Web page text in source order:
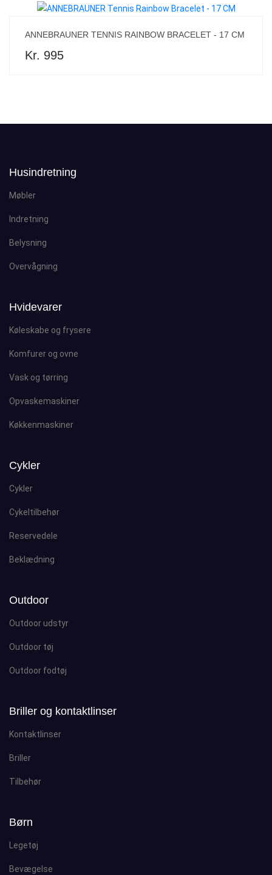
ANNEBRAUNER TENNIS RAINBOW BRACELET - 17 CM
Kr. 995
Husindretning
Møbler
Indretning
Belysning
Overvågning
Hvidevarer
Køleskabe og frysere
Komfurer og ovne
Vask og tørring
Opvaskemaskiner
Køkkenmaskiner
Cykler
Cykler
Cykeltilbehør
Reservedele
Beklædning
Outdoor
Outdoor udstyr
Outdoor tøj
Outdoor fodtøj
Briller og kontaktlinser
Kontaktlinser
Briller
Tilbehør
Børn
Legetøj
Bevægelse